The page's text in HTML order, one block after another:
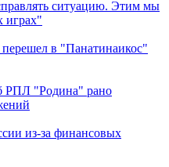
ситуацию. Этим мы
играх"
в "Панатинаикос"
РПЛ "Родина" рано
из-за финансовых